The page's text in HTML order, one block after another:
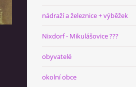
nádraží a železnice + výběžek
Nixdorf - Mikulášovice ???
obyvatelé
okolní obce